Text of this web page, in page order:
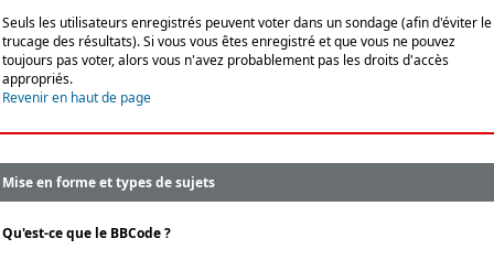
Seuls les utilisateurs enregistrés peuvent voter dans un sondage (afin d'éviter le
trucage des résultats). Si vous vous êtes enregistré et que vous ne pouvez
toujours pas voter, alors vous n'avez probablement pas les droits d'accès
appropriés.
Revenir en haut de page
Mise en forme et types de sujets
Qu'est-ce que le BBCode ?